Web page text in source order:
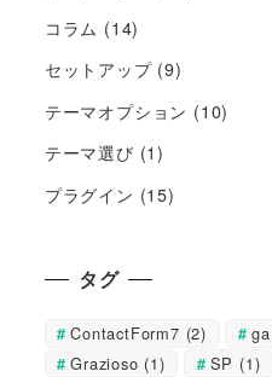
コラム (14)
セットアップ(9)
テーマオプション (10)
テーマ選び (1)
プラグイン (15)
タグ
ContactForm7 (2) ga
Grazioso (1) SP (1)